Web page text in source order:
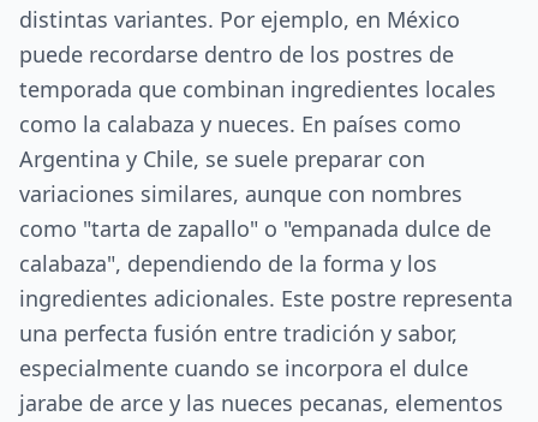
distintas variantes. Por ejemplo, en México
puede recordarse dentro de los postres de
temporada que combinan ingredientes locales
como la calabaza y nueces. En países como
Argentina y Chile, se suele preparar con
variaciones similares, aunque con nombres
como "tarta de zapallo" o "empanada dulce de
calabaza", dependiendo de la forma y los
ingredientes adicionales. Este postre representa
una perfecta fusión entre tradición y sabor,
especialmente cuando se incorpora el dulce
jarabe de arce y las nueces pecanas, elementos